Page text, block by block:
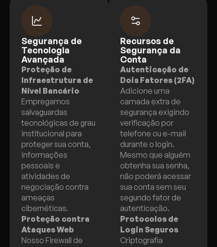
Segurança de
Tecnologia
Avançada
Proteção de
Infraestrutura de
Nível Bancário
Empregamos
salvaguardas
tecnológicas de grau
institucional para
proteger sua conta,
informações
pessoais e
atividades de
negociação contra
ameaças
cibernéticas.
Proteção contra
Ataques Web
Nosso Firewall de
Recursos de
Segurança da
Conta
Autenticação de
Dois Fatores (2FA)
Adicione uma
camada extra de
segurança exigindo
verificação por
telefone ou e-mail
durante o login.
Mesmo que alguém
obtenha sua senha,
não poderá acessar
sua conta sem seu
segundo fator de
autenticação.
Protocolos de
Login Seguros
Criptografia